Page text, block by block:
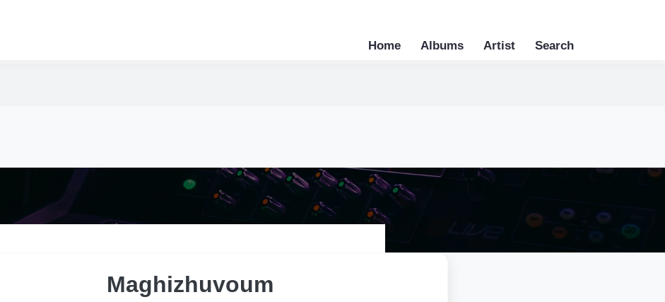
Home Albums Artist Search
Maghizhuvoum